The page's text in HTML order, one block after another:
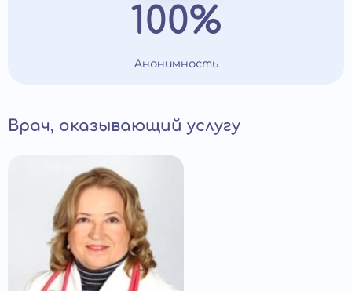
100%
Анонимность
Врач, оказывающий услугу